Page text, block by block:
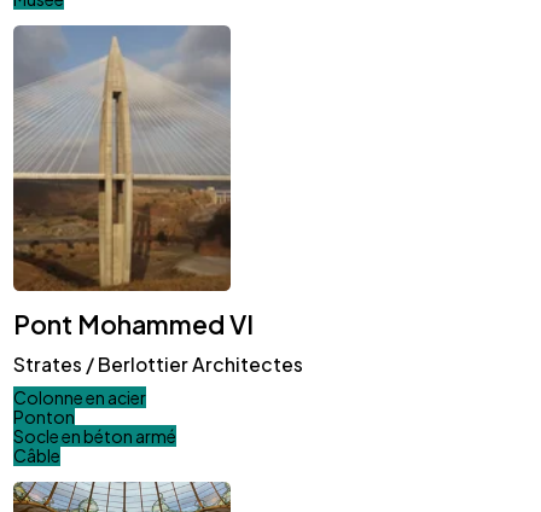
Pont Mohammed VI
Strates / Berlottier Architectes
Colonne en acier
Ponton
Socle en béton armé
Câble